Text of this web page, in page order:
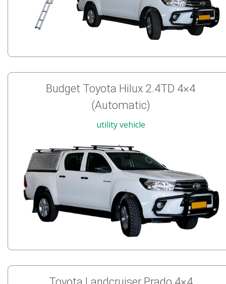
Budget Toyota Hilux 2.4TD 4×4
(Automatic)
utility vehicle